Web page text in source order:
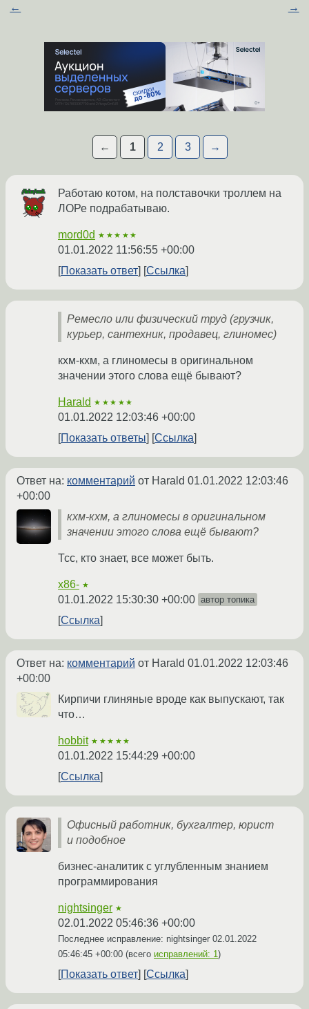
← →
← 1 2 3 →
Работаю котом, на полставочки троллем на
ЛОРе подрабатываю.
mord0d ★★★★★
01.01.2022 11:56:55 +00:00
Показать ответ
Ссылка
Ремесло или физический труд (грузчик,
курьер, сантехник, продавец, глиномес)
кхм-кхм, а глиномесы в оригинальном
значении этого слова ещё бывают?
Harald ★★★★★
01.01.2022 12:03:46 +00:00
Показать ответы
Ссылка
Ответ на: комментарий от Harald 01.01.2022 12:03:46
+00:00
кхм-кхм, а глиномесы в оригинальном
значении этого слова ещё бывают?
Тсс, кто знает, все может быть.
x86- ★
01.01.2022 15:30:30 +00:00 автор топика
Ссылка
Ответ на: комментарий от Harald 01.01.2022 12:03:46
+00:00
Кирпичи глиняные вроде как выпускают, так
что…
hobbit ★★★★★
01.01.2022 15:44:29 +00:00
Ссылка
Офисный работник, бухгалтер, юрист
и подобное
бизнес-аналитик с углубленным знанием
программирования
nightsinger ★
02.01.2022 05:46:36 +00:00
Последнее исправление: nightsinger 02.01.2022
05:46:45 +00:00 (всего исправлений: 1)
Показать ответ Ссылка